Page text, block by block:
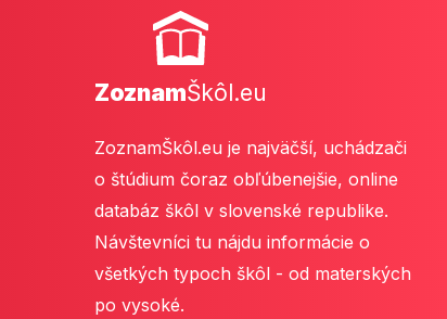
ZoznamŠkôl.eu
ZoznamŠkôl.eu je najväčší, uchádzači
o štúdium čoraz obľúbenejšie, online
databáz škôl v slovenské republike.
Návštevníci tu nájdu informácie o
všetkých typoch škôl - od materských
po vysoké.